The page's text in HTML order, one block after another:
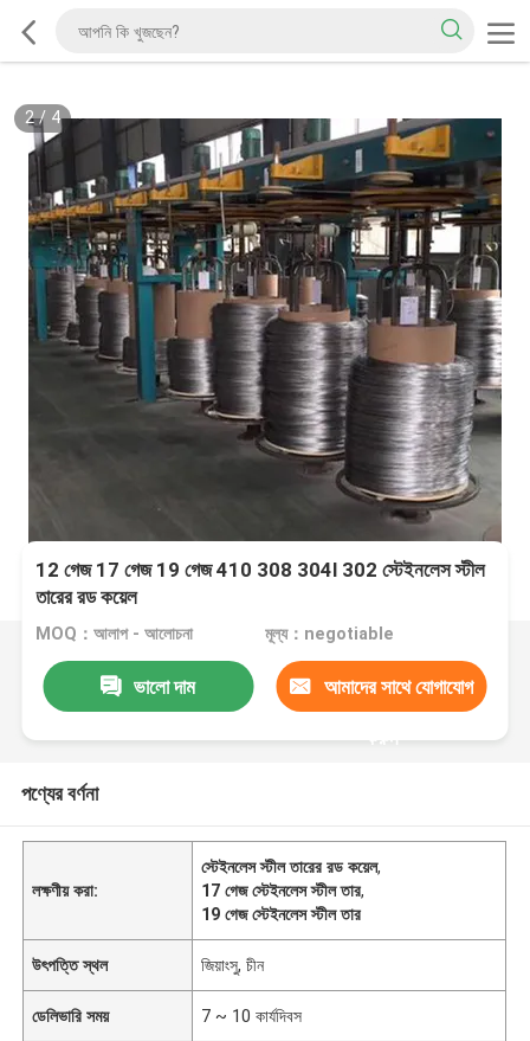
2/ 4
12 গেজ 17 গেজ 19 গেজ 410 308 304l 302 স্টেইনলেস স্টীল
তারের রড কয়েল
MOQ：আলাপ - আলোচনা মূল্য：negotiable
ভালো দাম আমাদের সাথে যোগাযোগ
করুন
পণ্যের বর্ণনা
লক্ষণীয় করা:
স্টেইনলেস স্টীল তারের রড কয়েল,
17 গেজ স্টেইনলেস স্টীল তার,
19 গেজ স্টেইনলেস স্টীল তার
উৎপত্তি স্থল জিয়াংসু, চীন
ডেলিভারি সময় 7 ~ 10 কার্যদিবস